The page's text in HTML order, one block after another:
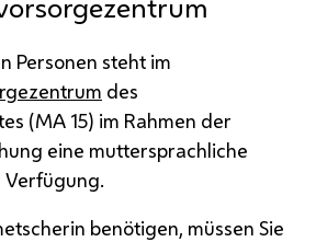
Personen steht im
des
(MA 15) im Rahmen der
eine muttersprachliche
benötigen, müssen Sie